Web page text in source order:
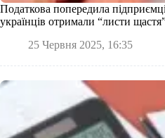
Податкова попередила
українців отримали “листи
25 Червня 2025, 16:35